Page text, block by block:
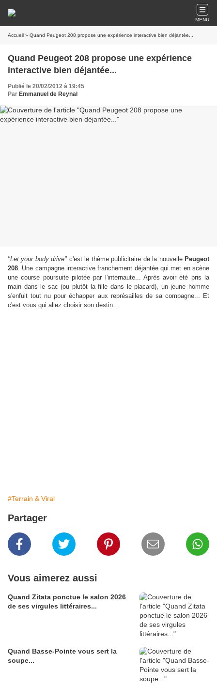
MENU
Accueil » Quand Peugeot 208 propose une expérience interactive bien déjantée...
Quand Peugeot 208 propose une expérience
interactive bien déjantée...
Publié le 20/02/2012 à 19:45
Par Emmanuel de Reynal
"Let your body drive" c'est le thème publicitaire de la nouvelle Peugeot
208. Une campagne interactive franchement déjantée qui met en scène
une course poursuite pilotée par l'internaute... Après avoir été pris la
main dans le sac (ou plutôt la fille dans le placard), un jeune homme
s'enfuit tout nu pour échapper aux représailles de sa compagne... Et
c'est vous qui allez choisir son destin...
#Terrain & Viral
Partager
Vous aimerez aussi
Quand Zitata ponctue le salon 2026
de ses virgules littéraires...
Quand Basse-Pointe vous sert la
soupe...